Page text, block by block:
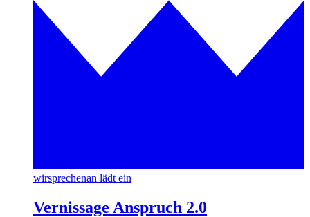
wirsprechenan lädt ein
Vernissage Anspruch 2.0